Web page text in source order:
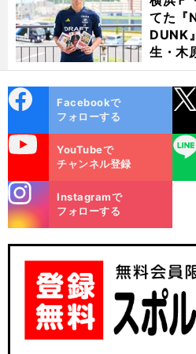
てた『
DUNK
生・木
った
ok
Facebookで
フォローする
YouTubeで
チャンネル登録
LINE
m
Instagramで
フォローする